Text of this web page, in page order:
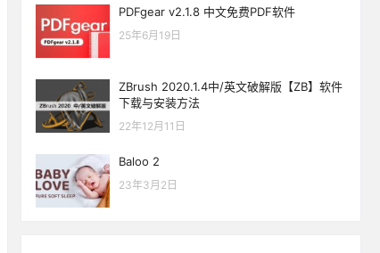
PDFgear v2.1.8 中文免费PDF软件
25年6月19日
ZBrush 2020.1.4中/英文破解版【ZB】软件
下载与安装方法
22年12月11日
Baloo 2
23年3月2日
生活也美好了！
走路也有劲了！